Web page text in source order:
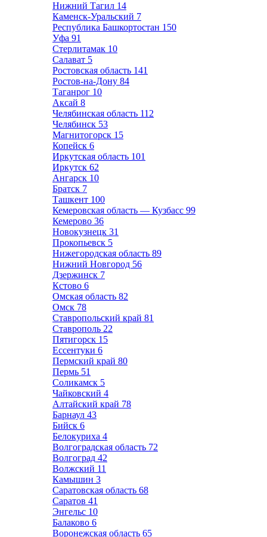
Нижний Тагил 14
Каменск-Уральский 7
Республика Башкортостан 150
Уфа 91
Стерлитамак 10
Салават 5
Ростовская область 141
Ростов-на-Дону 84
Таганрог 10
Аксай 8
Челябинская область 112
Челябинск 53
Магнитогорск 15
Копейск 6
Иркутская область 101
Иркутск 62
Ангарск 10
Братск 7
Ташкент 100
Кемеровская область — Кузбасс 99
Кемерово 36
Новокузнецк 31
Прокопьевск 5
Нижегородская область 89
Нижний Новгород 56
Дзержинск 7
Кстово 6
Омская область 82
Омск 78
Ставропольский край 81
Ставрополь 22
Пятигорск 15
Ессентуки 6
Пермский край 80
Пермь 51
Соликамск 5
Чайковский 4
Алтайский край 78
Барнаул 43
Бийск 6
Белокуриха 4
Волгоградская область 72
Волгоград 42
Волжский 11
Камышин 3
Саратовская область 68
Саратов 41
Энгельс 10
Балаково 6
Воронежская область 65